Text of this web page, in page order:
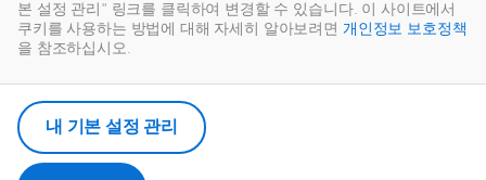
본 설정 관리" 링크를 클릭하여 변경할 수 있습니다. 이 사이트에서
쿠키를 사용하는 방법에 대해 자세히 알아보려면 개인정보 보호정책
을 참조하십시오.
내 기본 설정 관리